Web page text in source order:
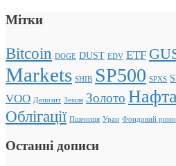
Мітки
Bitcoin DOGE DUST EDV ETF
Markets SHIB SP500 SPXS
VOO Депозит Земля Золото Нафта
Облігації Пшениця Уран Фондовий
Останні дописи